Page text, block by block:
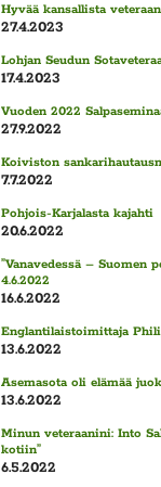
Hyvää kansallista
27.4.2023
Lohjan Seudun
17.4.2023
Vuoden 2022
27.9.2022
Koiviston
7.7.2022
Pohjois-Karjalasta kajahti
20.6.2022
”Vanavedessä – Suomen
4.6.2022
16.6.2022
Englantilaistoimittaja
13.6.2022
Asemasota oli elämää
13.6.2022
Minun veteraanini: Into
kotiin”
6.5.2022